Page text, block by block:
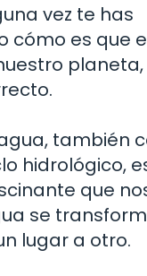
vez te has
cómo es que
también
hidrológico,
que
se
lugar a otro.